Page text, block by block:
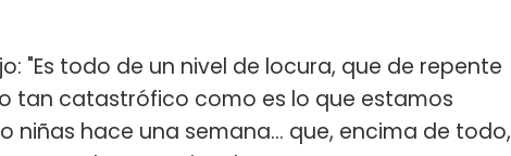
"Es todo de un nivel de locura, que de repente
tan catastrófico como es lo que estamos
niñas hace una semana... que, encima de todo,